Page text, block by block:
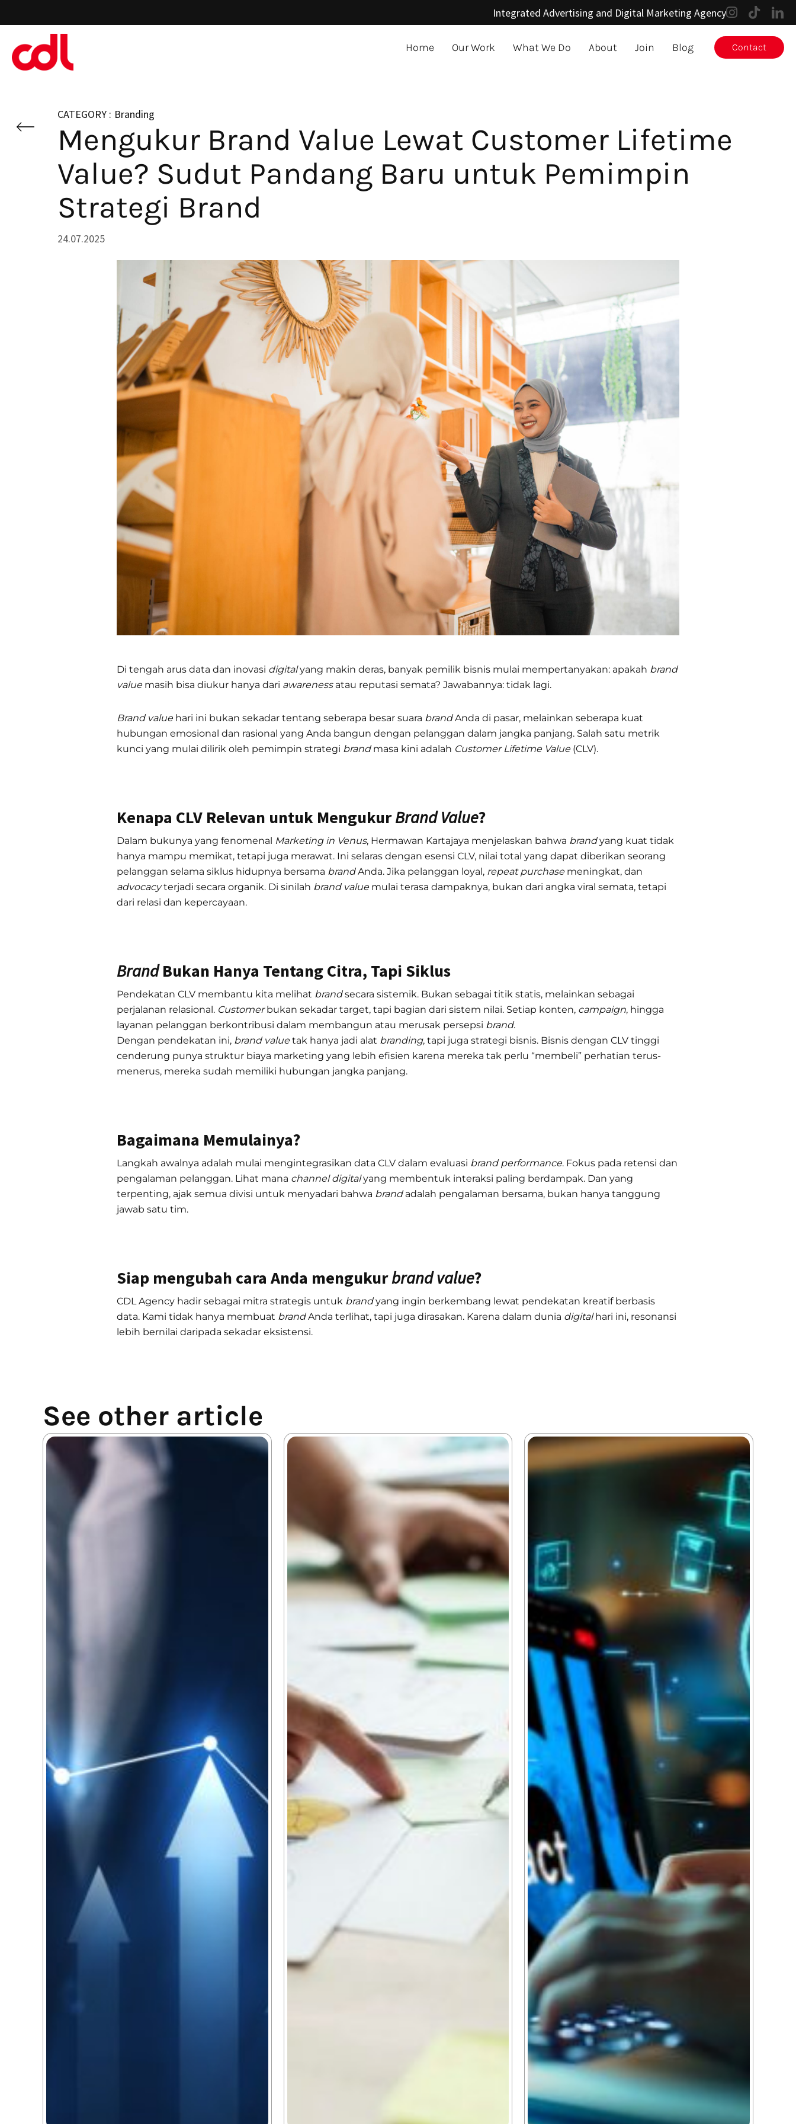
to
main
content
Integrated Advertising and Digital Marketing Agency
Home Our Work What We Do About Join Blog Contact
Branding
Mengukur Brand Value Lewat Customer Lifetime
Value? Sudut Pandang Baru untuk Pemimpin
Strategi Brand
24.07.2025
Di tengah arus data dan inovasi digitalyang makin deras, banyak pemilik bisnis mulai mempertanyakan: apakah brand
valuemasih bisa diukur hanya dari awarenessatau reputasi semata? Jawabannya: tidak lagi.
Brand valuehari ini bukan sekadar tentang seberapa besar suara brandAnda di pasar, melainkan seberapa kuat
hubungan emosional dan rasional yang Anda bangun dengan pelanggan dalam jangka panjang. Salah satu metrik
kunci yang mulai dilirik oleh pemimpin strategi brandmasa kini adalah Customer Lifetime Value(CLV).
Kenapa CLV Relevan untuk MengukurBrand Value?
Dalam bukunya yang fenomenal Marketing in Venus, Hermawan Kartajaya menjelaskan bahwa brandyang kuat tidak
hanya mampu memikat, tetapi juga merawat. Ini selaras dengan esensi CLV, nilai total yang dapat diberikan seorang
pelanggan selama siklus hidupnya bersama brandAnda. Jika pelanggan loyal, repeat purchasemeningkat, dan
advocacyterjadi secara organik. Di sinilah brand valuemulai terasa dampaknya, bukan dari angka viral semata, tetapi
dari relasi dan kepercayaan.
BrandBukan Hanya Tentang Citra, Tapi Siklus
Pendekatan CLV membantu kita melihat brandsecara sistemik. Bukan sebagai titik statis, melainkan sebagai
perjalanan relasional. Customerbukan sekadar target, tapi bagian dari sistem nilai. Setiap konten, campaign, hingga
layanan pelanggan berkontribusi dalam membangun atau merusak persepsi brand.
Dengan pendekatan ini, brand valuetak hanya jadi alat branding, tapi juga strategi bisnis. Bisnis dengan CLV tinggi
cenderung punya struktur biaya marketing yang lebih efisien karena mereka tak perlu “membeli” perhatian terus-
menerus, mereka sudah memiliki hubungan jangka panjang.
Bagaimana Memulainya?
Langkah awalnya adalah mulai mengintegrasikan data CLV dalam evaluasi brand performance. Fokus pada retensi dan
pengalaman pelanggan. Lihat mana channel digitalyang membentuk interaksi paling berdampak. Dan yang
terpenting, ajak semua divisi untuk menyadari bahwa brandadalah pengalaman bersama, bukan hanya tanggung
jawab satu tim.
Siap mengubah cara Anda mengukurbrand value?
CDL Agency hadir sebagai mitra strategis untuk brandyang ingin berkembang lewat pendekatan kreatif berbasis
data. Kami tidak hanya membuat brandAnda terlihat, tapi juga dirasakan. Karena dalam dunia digitalhari ini, resonansi
lebih bernilai daripada sekadar eksistensi.
See other article